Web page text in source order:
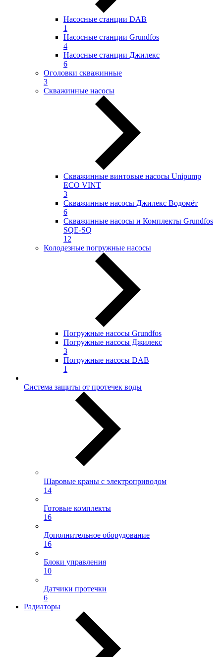
Насосные станции DAB
1
Насосные станции Grundfos
4
Насосные станции Джилекс
6
Оголовки скважинные
3
Скважинные насосы
Скважинные винтовые насосы Unipump
ECO VINT
3
Скважинные насосы Джилекс Водомёт
6
Скважинные насосы и Комплекты Grundfos
SQE-SQ
12
Колодезные погружные насосы
Погружные насосы Grundfos
Погружные насосы Джилекс
3
Погружные насосы DAB
1
Система защиты от протечек воды
Шаровые краны с электроприводом
14
Готовые комплекты
16
Дополнительное оборудование
16
Блоки управления
10
Датчики протечки
6
Радиаторы